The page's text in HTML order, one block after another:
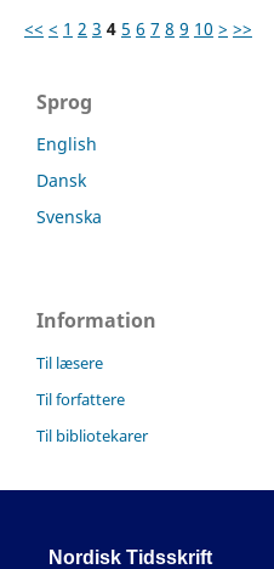
<< < 1 2 3 4 5 6 7 8 9 10 > >>
Sprog
English
Dansk
Svenska
Information
Til læsere
Til forfattere
Til bibliotekarer
Nordisk Tidsskrift